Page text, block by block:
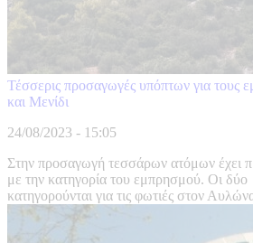
Τέσσερις προσαγωγές υπόπτων για τους
και Μενίδι
24/08/2023 - 15:05
Στην προσαγωγή τεσσάρων ατόμων έχει
με την κατηγορία του εμπρησμού. Οι
κατηγορούνται για τις φωτιές στον